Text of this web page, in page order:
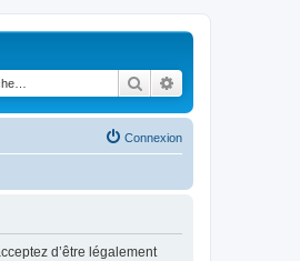
Rechercher
Connexion
d’être légalement